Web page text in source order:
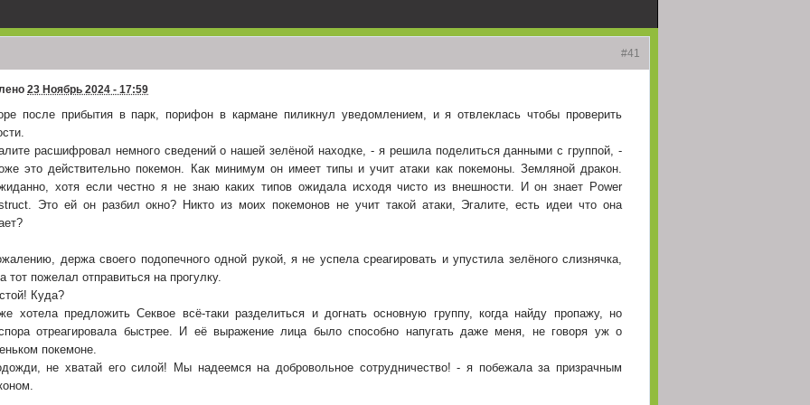
(23 Июнь 2026 - 21:12)
(23 Июнь 2026 - 14:02)
(22 Май 2026 - 14:03)
всех художников забанили за дебоши!
(22 Май 2026 - 02:49)
конкурс заканчивается через три с половиной недели, не забудьте доделать
(10 Май 2026 - 11:41)
от меня зависит, временно перестаньте; пару суток я вообще нигде ничего никак не отвечу,
смогу писать небольшие посты сложностью до судейства
(07 Май 2026 - 18:40)
(07 Май 2026 - 18:39)
честь Ханто вирус назвали?!
#41
23 Ноябрь 2024 - 17:59
после прибытия в парк, порифон в кармане пиликнул уведомлением, и я отвлеклась чтобы проверить
расшифровал немного сведений о нашей зелёной находке, - я решила поделиться данными с группой, -
это действительно покемон. Как минимум он имеет типы и учит атаки как покемоны. Земляной дракон.
хотя если честно я не знаю каких типов ожидала исходя чисто из внешности. И он знает Power
Это ей он разбил окно? Никто из моих покемонов не учит такой атаки, Эгалите, есть идеи что она
держа своего подопечного одной рукой, я не успела среагировать и упустила зелёного слизнячка,
тот пожелал отправиться на прогулку.
Куда?
хотела предложить Секвое всё-таки разделиться и догнать основную группу, когда найду пропажу, но
отреагировала быстрее. И её выражение лица было способно напугать даже меня, не говоря уж о
покемоне.
не хватай его силой! Мы надеемся на добровольное сотрудничество! - я побежала за призрачным